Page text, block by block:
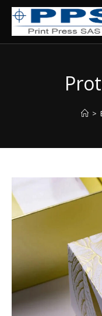
Saltar
contenido
>